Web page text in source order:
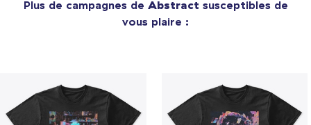
Plus de campagnes de Abstract susceptibles de
vous plaire :